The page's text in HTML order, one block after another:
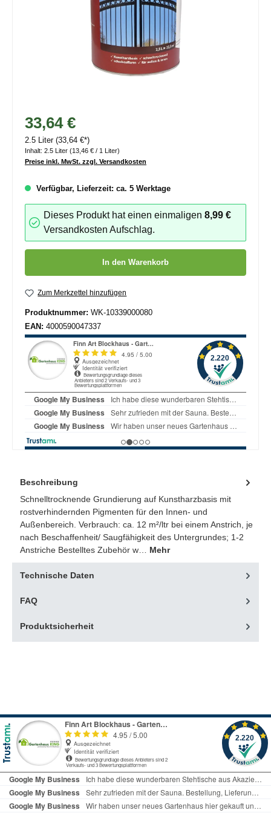
33,64 €
2.5 Liter (33,64 €*)
Inhalt: 2.5 Liter (13,46 € / 1 Liter)
Preise inkl. MwSt. zzgl. Versandkosten
Verfügbar, Lieferzeit: ca. 5 Werktage
Dieses Produkt hat einen einmaligen8,99 €
Versandkosten Aufschlag.
In den Warenkorb
Zum Merkzettel hinzufügen
Produktnummer: WK-10339000080
EAN: 4000590047337
Beschreibung
Schnelltrocknende Grundierung auf Kunstharzbasis mit
rostverhindernden Pigmenten für den Innen- und
Außenbereich. Verbrauch: ca. 12 m²/ltr bei einem Anstrich, je
nach Beschaffenheit/ Saugfähigkeit des Untergrundes; 1-2
Anstriche Bestelltes Zubehör w… Mehr
Technische Daten
FAQ
Produktsicherheit